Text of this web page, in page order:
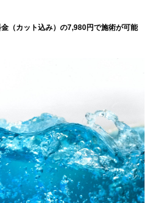
（カット込み）の7,980円で施術が可能